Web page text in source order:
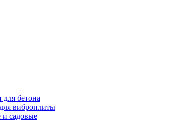
для бетона
виброплиты
и садовые